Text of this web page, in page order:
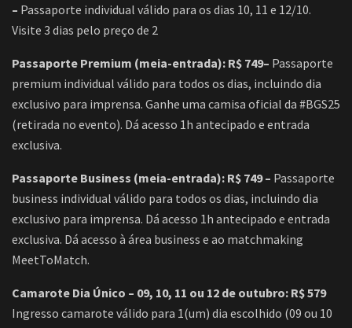
– Passaporte individual válido para os dias 10, 11 e 12/10.
Visite 3 dias pelo preço de 2
Passaporte Premium (meia-entrada): R$ 749– Passaporte
premium individual válido para todos os dias, incluindo dia
exclusivo para imprensa. Ganhe uma camisa oficial da #BGS25
(retirada no evento). Dá acesso 1h antecipado e entrada
exclusiva.
Passaporte Business (meia-entrada): R$ 749 – Passaporte
business individual válido para todos os dias, incluindo dia
exclusivo para imprensa. Dá acesso 1h antecipado e entrada
exclusiva. Dá acesso à área business e ao matchmaking
MeetToMatch.
Camarote Dia Único – 09, 10, 11 ou 12 de outubro: R$ 579
Ingresso camarote válido para 1(um) dia escolhido (09 ou 10